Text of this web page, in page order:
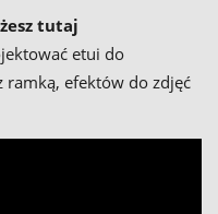
tutaj
etui do
ramką, efektów do zdjęć